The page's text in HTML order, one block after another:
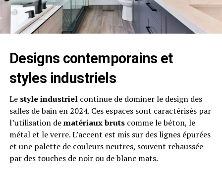
Designs contemporains et
styles industriels
Le style industrielcontinue de dominer le design des
salles de bain en 2024. Ces espaces sont caractérisés par
l’utilisation dematériaux brutscomme le béton, le
métal et le verre. L’accent est mis sur des lignes épurées
et une palette de couleurs neutres, souvent rehaussée
par des touches de noir ou de blanc mats.